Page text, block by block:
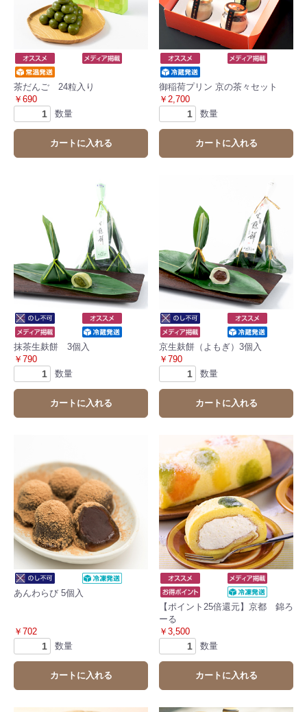
茶だんご 24粒入り
￥690
数量
カートに入れる
御稲荷プリン 京の茶々セット
￥2,700
数量
カートに入れる
抹茶生麸餅 3個入
￥790
数量
カートに入れる
京生麸餅（よもぎ）3個入
￥790
数量
カートに入れる
あんわらび 5個入
￥702
数量
カートに入れる
【ポイント25倍還元】京都 錦ろ
ーる
￥3,500
数量
カートに入れる